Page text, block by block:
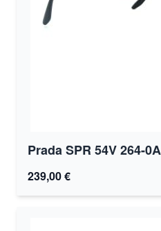
Prada SPR 54V 264-
239,00 €